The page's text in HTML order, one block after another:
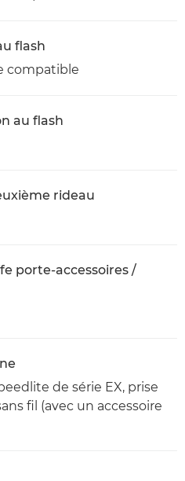
flash
compatible
au flash
rideau
porte-accessoires /
de série EX, prise
fil (avec un accessoire